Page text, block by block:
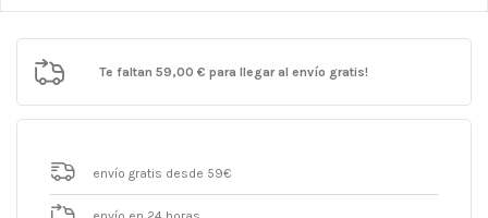
Te faltan 59,00 € para llegar al envío gratis!
envío gratis desde 59€